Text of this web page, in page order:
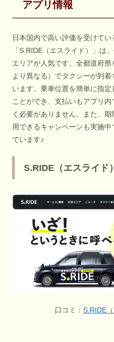
アプリ情報
日本国内で高い評価を受けてい
「S.RIDE（エスライド）」は
エリアが人気です。全都道府
より異なる）でタクシーが到
います。乗車位置を簡単に指
ことができ、支払いもアプリ
く必要がありません。また、
用できるキャンペーンも実施
ています♪
S.RIDE（エスライド
口コミ： S.RIDE